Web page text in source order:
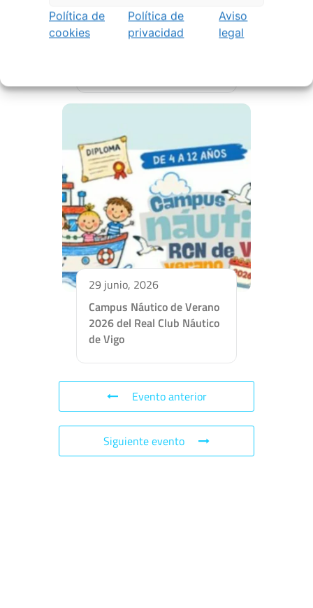
Política de
cookies
Política de
privacidad
Aviso
legal
22 junio, 2026
29 junio, 2026
Campus Náutico de Verano
2026 del Real Club Náutico
de Vigo
Evento anterior
Siguiente evento